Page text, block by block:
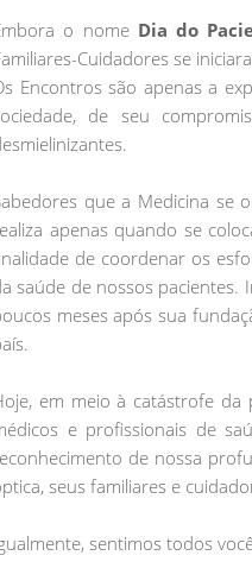
o nome Dia do
Cuidadores se
Encontros são apenas a
de seu
que a Medicina se
apenas quando se
de coordenar os
saúde de nossos
meses após sua
em meio à catástrofe
e profissionais de
de nossa
seus familiares e
sentimos todos